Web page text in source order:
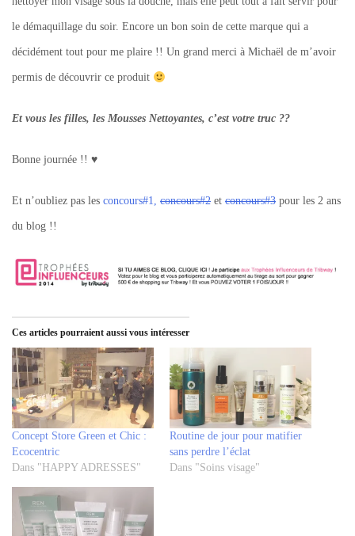
le démaquillage du soir. Encore un bon soin de cette marque qui a
décidément tout pour me plaire !! Un grand merci à Michaël de m’avoir
permis de découvrir ce produit
Et vous les filles, les Mousses Nettoyantes, c’est votre truc ??
Bonne journée !! ♥
Et n’oubliez pas les concours#1, concours#2 et concours#3 pour les 2 ans
du blog !!
Ces articles pourraient aussi vous intéresser
Concept Store Green et Chic :
Ecocentric
Dans "HAPPY ADRESSES"
Routine de jour pour matifier
sans perdre l’éclat
Dans "Soins visage"